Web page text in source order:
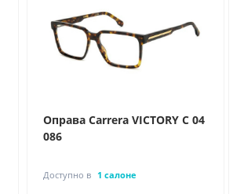
Оправа Carrera VICTORY C 04
086
Доступно в 1 салоне